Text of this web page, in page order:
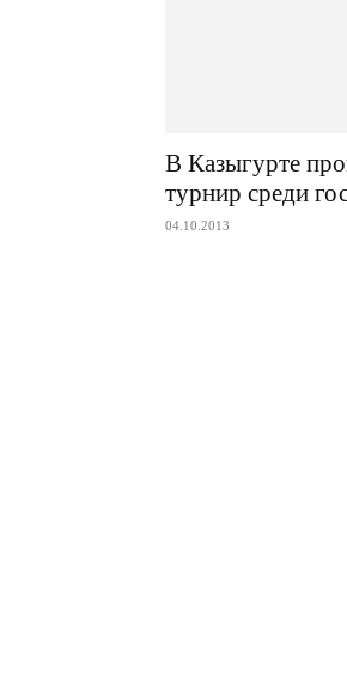
В Казыгурте
турнир среди
04.10.2013